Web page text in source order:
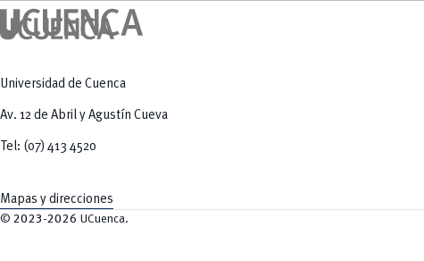
Universidad de Cuenca
Av. 12 de Abril y Agustín Cueva
Tel: (07) 413 4520
Mapas y direcciones
© 2023-2026 UCuenca.